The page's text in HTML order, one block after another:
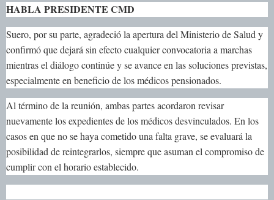
HABLA PRESIDENTE CMD
Suero, por su parte, agradeció la apertura del Ministerio de Salud y
confirmó que dejará sin efecto cualquier convocatoria a marchas
mientras el diálogo continúe y se avance en las soluciones previstas,
especialmente en beneficio de los médicos pensionados.
Al término de la reunión, ambas partes acordaron revisar
nuevamente los expedientes de los médicos desvinculados. En los
casos en que no se haya cometido una falta grave, se evaluará la
posibilidad de reintegrarlos, siempre que asuman el compromiso de
cumplir con el horario establecido.